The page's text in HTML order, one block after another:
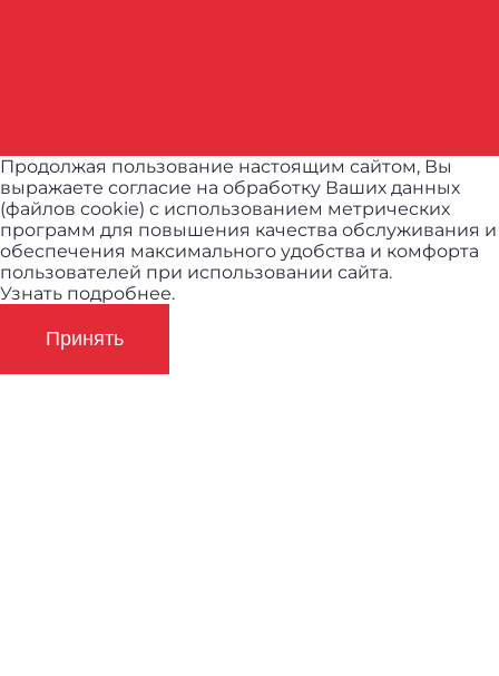
Продолжая пользование настоящим сайтом, Вы
выражаете согласие на обработку Ваших данных
(файлов cookie) с использованием метрических
программ для повышения качества обслуживания и
обеспечения максимального удобства и комфорта
пользователей при использовании сайта.
Узнать подробнее.
Принять